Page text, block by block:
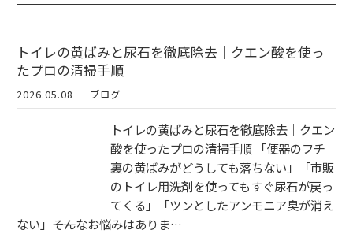
トイレの黄ばみと尿石を徹底除去｜クエン酸を使っ
たプロの清掃手順
2026.05.08 ブログ
トイレの黄ばみと尿石を徹底除去｜クエン
酸を使ったプロの清掃手順 「便器のフチ
裏の黄ばみがどうしても落ちない」「市販
のトイレ用洗剤を使ってもすぐ尿石が戻っ
てくる」「ツンとしたアンモニア臭が消え
ない」――そんなお悩みはありま…